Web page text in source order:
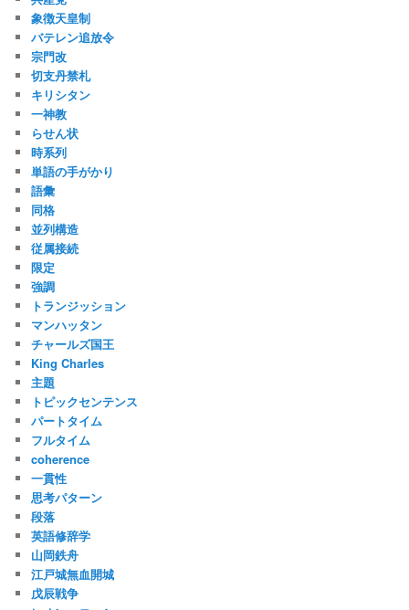
象徴天皇制
バテレン追放令
宗門改
切支丹禁札
キリシタン
一神教
らせん状
時系列
単語の手がかり
語彙
同格
並列構造
従属接続
限定
強調
トランジッション
マンハッタン
チャールズ国王
King Charles
主題
トピックセンテンス
パートタイム
フルタイム
coherence
一貫性
思考パターン
段落
英語修辞学
山岡鉄舟
江戸城無血開城
戊辰戦争